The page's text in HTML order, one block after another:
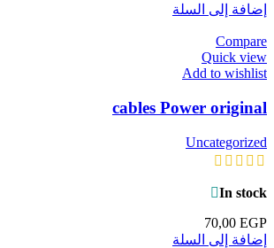
إضافة إلى السلة
Compare
Quick view
Add to wishlist
cables Power original
Uncategorized
In stock
70,00 EGP
إضافة إلى السلة